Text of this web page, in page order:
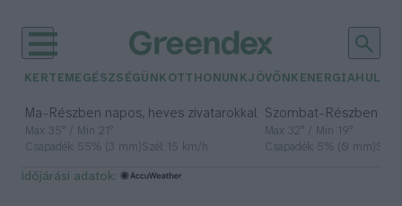
KERTEM EGÉSZSÉGÜNK OTTHONUNKJÖVŐNK ENERGIA
Ma– Részben napos, heves zivatarokkal
Max 35° / Min 21°
Csapadék: 55% (3 mm)Szél: 15 km/h
Szombat– Részben
Max 32° / Min 19°
Csapadék: 5% (0 mm)
időjárási adatok: